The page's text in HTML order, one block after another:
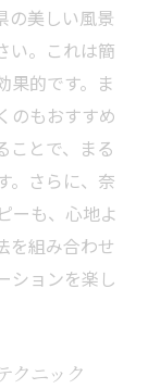
の美しい風景
い。これは簡
果的です。ま
のもおすすめ
ことで、まる
。さらに、奈
ーも、心地よ
を組み合わせ
ションを楽し
クニック